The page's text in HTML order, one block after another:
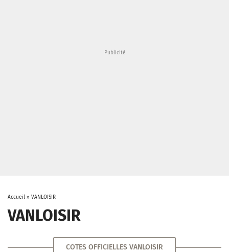
Accueil» VANLOISIR
VANLOISIR
COTES OFFICIELLES VANLOISIR